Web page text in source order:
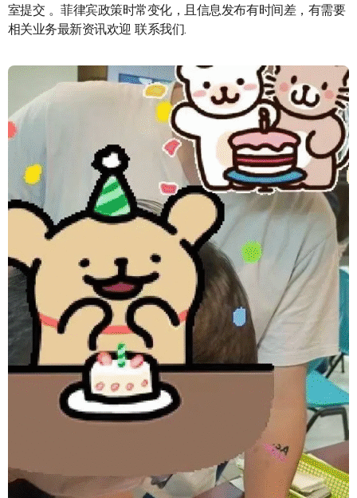
室提交 。菲律宾政策时常变化，且信息发布有时间差，有需要
相关业务最新资讯欢迎 联系我们.